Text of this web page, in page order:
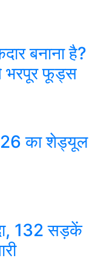
बनाना है?
भरपूर फूड्स
का शेड्यूल
132 सड़कें